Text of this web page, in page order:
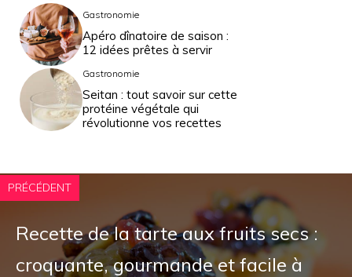
Gastronomie
Apéro dînatoire de saison :
12 idées prêtes à servir
Gastronomie
Seitan : tout savoir sur cette
protéine végétale qui
révolutionne vos recettes
PRÉCÉDENT
Recette de la tarte aux fruits secs :
croquante, gourmande et facile à